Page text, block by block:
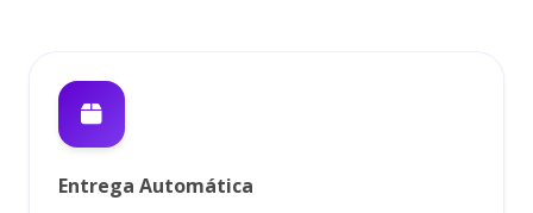
Entrega Automática